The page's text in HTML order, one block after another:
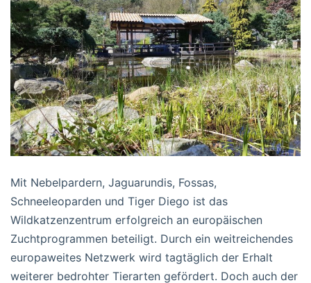
Mit Nebelpardern, Jaguarundis, Fossas,
Schneeleoparden und Tiger Diego ist das
Wildkatzenzentrum erfolgreich an europäischen
Zuchtprogrammen beteiligt. Durch ein weitreichendes
europaweites Netzwerk wird tagtäglich der Erhalt
weiterer bedrohter Tierarten gefördert. Doch auch der